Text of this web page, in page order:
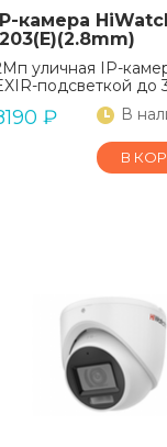
IP-камера
I203(E)(2.8mm)
уличная IP-
подсветкой до
₽ В
В